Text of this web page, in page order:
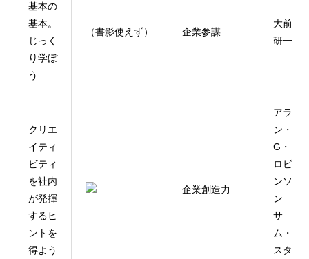
基本の
基本。
じっく
り学ぼ
う
（書影使えず） 企業参謀
大前
研一
クリエ
イティ
ビティ
を社内
が発揮
するヒ
ントを
得よう
企業創造力
アラ
ン・
G・
ロビ
ンソ
ン
サ
ム・
スタ